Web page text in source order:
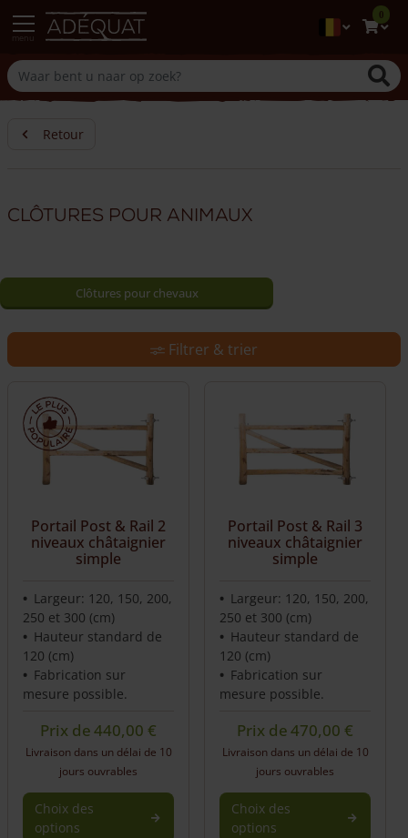
0
Retour
Clôtures pour animaux
Clôtures pour chevaux
Clôtures pour chiens
Clôture pour alpagas
Clôture pour moutons
Clôture pour poules
Clôture pour volailles
Clôture pour gibier
Filtrer & trier
Portail Post & Rail 2
niveaux châtaignier
simple
Largeur: 120, 150, 200,
250 et 300 (cm)
Hauteur standard de
120 (cm)
Fabrication sur
mesure possible.
Prix de440,00€
Livraison dans un délai de 10
jours ouvrables
Choix des
options
Portail Post & Rail 3
niveaux châtaignier
simple
Largeur: 120, 150, 200,
250 et 300 (cm)
Hauteur standard de
120 (cm)
Fabrication sur
mesure possible.
Prix de470,00€
Livraison dans un délai de 10
jours ouvrables
Choix des
options